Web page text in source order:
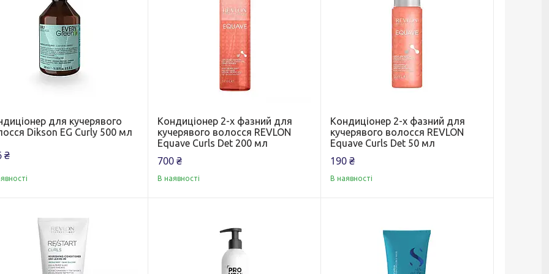
для кучерявого
Dikson EG Curly 500 мл
₴
Кондиціонер 2-х фазний для
кучерявого волосся REVLON
Equave Curls Det 200 мл
700 ₴
В наявності
Кондиціонер 2-х фазний для
кучерявого волосся REVLON
Equave Curls Det 50 мл
190 ₴
В наявності